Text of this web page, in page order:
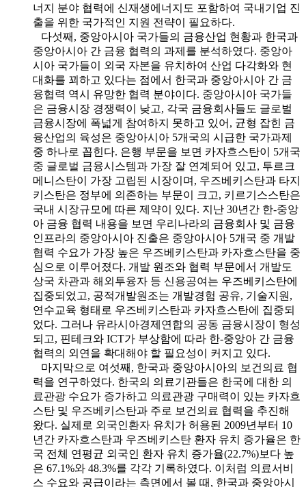
너지 분야 협력에 신재생에너지도 포함하여 국내기업 진
출을 위한 국가적인 지원 전략이 필요하다.
다섯째, 중앙아시아 국가들의 금융산업 현황과 한국과
중앙아시아 간 금융 협력의 과제를 분석하였다. 중앙아
시아 국가들이 외국 자본을 유치하여 산업 다각화와 현
대화를 꾀하고 있다는 점에서 한국과 중앙아시아 간 금
융협력 역시 유망한 협력 분야이다. 중앙아시아 국가들
은 금융시장 경쟁력이 낮고, 각국 금융회사들도 글로벌
금융시장에 폭넓게 참여하지 못하고 있어, 균형 잡힌 금
융산업의 육성은 중앙아시아 5개국의 시급한 국가과제
중 하나로 꼽힌다. 은행 부문을 보면 카자흐스탄이 5개국
중 글로벌 금융시스템과 가장 잘 연계되어 있고, 투르크
메니스탄이 가장 고립된 시장이며, 우즈베키스탄과 타지
키스탄은 정부에 의존하는 부문이 크고, 키르기스스탄은
국내 시장규모에 따른 제약이 있다. 지난 30년간 한-중앙
아 금융 협력 내용을 보면 우리나라의 금융회사 및 금융
인프라의 중앙아시아 진출은 중앙아시아 5개국 중 개발
협력 수요가 가장 높은 우즈베키스탄과 카자흐스탄을 중
심으로 이루어졌다. 개발 원조와 협력 부문에서 개발도
상국 차관과 해외투융자 등 신용공여는 우즈베키스탄에
집중되었고, 공적개발원조는 개발경험 공유, 기술지원,
연수교육 형태로 우즈베키스탄과 카자흐스탄에 집중되
었다. 그러나 유라시아경제연합의 공동 금융시장이 형성
되고, 핀테크와 ICT가 부상함에 따라 한-중앙아 간 금융
협력의 외연을 확대해야 할 필요성이 커지고 있다.
마지막으로 여섯째, 한국과 중앙아시아의 보건의료 협
력을 연구하였다. 한국의 의료기관들은 한국에 대한 의
료관광 수요가 증가하고 의료관광 구매력이 있는 카자흐
스탄 및 우즈베키스탄과 주로 보건의료 협력을 추진해
왔다. 실제로 외국인환자 유치가 허용된 2009년부터 10
년간 카자흐스탄과 우즈베키스탄 환자 유치 증가율은 한
국 전체 연평균 외국인 환자 유치 증가율(22.7%)보다 높
은 67.1%와 48.3%를 각각 기록하였다. 이처럼 의료서비
스 수요와 공급이라는 측면에서 볼 때, 한국과 중앙아시